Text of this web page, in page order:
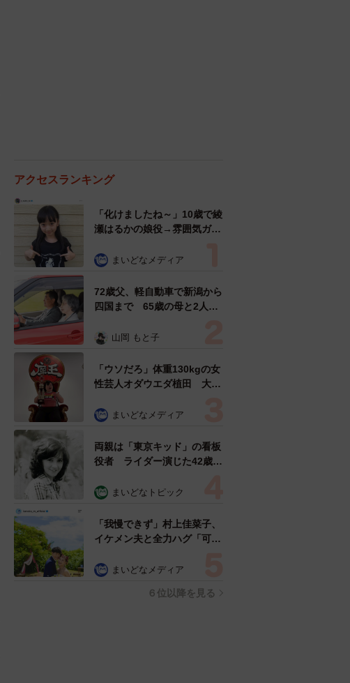
アクセスランキング
「化けましたね～」10歳で綾
瀬はるかの娘役→雰囲気ガラ
雰囲気が」「宝塚に入れそ
まいどなメディア
72歳父、軽自動車で新潟から
四国まで 65歳の母と2人で
憩まで分刻み… 「大学生で
山岡 もと子
「ウソだろ」体重130kgの女
性芸人オダウエダ植田 大学
で」 まいどなメディア
両親は「東京キッド」の看板
役者 ライダー演じた42歳元
ングフォト」計画を明言
む」
まいどなトピック
「我慢できず」村上佳菜子、
イケメン夫と全力ハグ「可愛
まいどなメディア
６位以降を見る